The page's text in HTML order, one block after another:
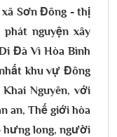
xã Sơn Đông - thị
nguyện xây
Đà Vì Hòa Bình
khu vự Đông
Nguyên, với
an, Thế giới hòa
hưng long, người